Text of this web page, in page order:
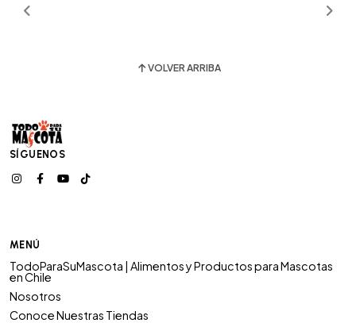
VOLVER ARRIBA
SÍGUENOS
MENÚ
TodoParaSuMascota | Alimentos y Productos para Mascotas
en Chile
Nosotros
Conoce Nuestras Tiendas